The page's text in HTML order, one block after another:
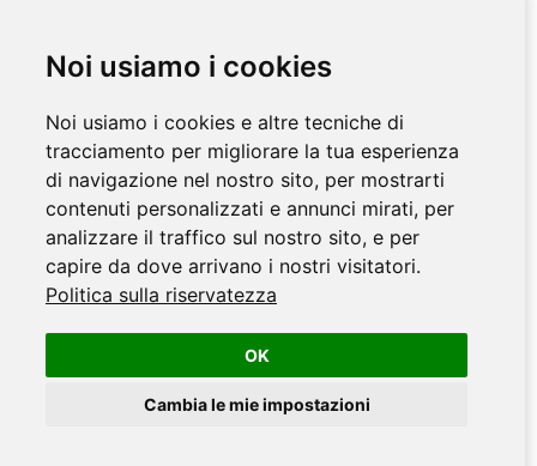
Noi usiamo i cookies
Noi usiamo i cookies e altre tecniche di
tracciamento per migliorare la tua esperienza
di navigazione nel nostro sito, per mostrarti
contenuti personalizzati e annunci mirati, per
analizzare il traffico sul nostro sito, e per
capire da dove arrivano i nostri visitatori.
Politica sulla riservatezza
OK
Cambia le mie impostazioni